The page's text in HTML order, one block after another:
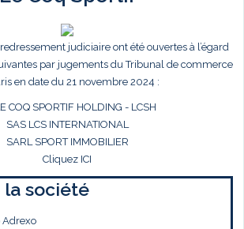
judiciaire ont été ouvertes à l’égard
par jugements du Tribunal de commerce
en date du 21 novembre 2024 :
COQ SPORTIF HOLDING - LCSH
SAS LCS INTERNATIONAL
SARL SPORT IMMOBILIER
Cliquez ICI
la société